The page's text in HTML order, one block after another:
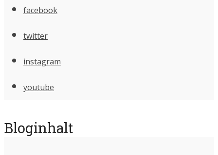
facebook
twitter
instagram
youtube
Bloginhalt